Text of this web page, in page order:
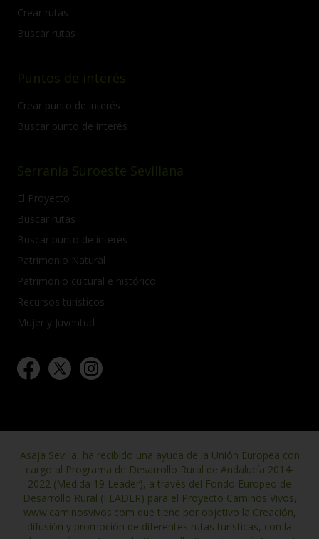
Crear rutas
Buscar rutas
Puntos de interés
Crear punto de interés
Buscar punto de interés
Serranía Suroeste Sevillana
El Proyecto
Buscar rutas
Buscar punto de interés
Patrimonio Natural
Patrimonio cultural e histórico
Recursos turísticos
Mujer y Juventud
Asaja Sevilla, ha recibido una ayuda de la Unión Europea con
cargo al Programa de Desarrollo Rural de Andalucía 2014-
2022 (Medida 19 Leader), a través del Fondo Europeo de
Desarrollo Rural (FEADER) para el Proyecto Caminos Vivos,
www.caminosvivos.com que tiene por objetivo la Creación,
difusión y promoción de diferentes rutas turísticas, con la